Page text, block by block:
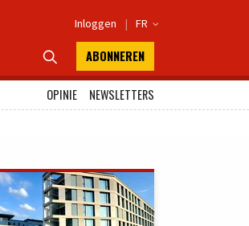
Inloggen | FR 
 ABONNEREN
OPINIE
NEWSLETTERS